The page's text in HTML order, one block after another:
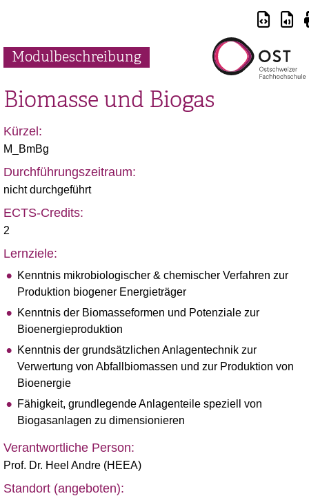
Modulbeschreibung
Biomasse und Biogas
Kürzel:
M_BmBg
Durchführungszeitraum:
nicht durchgeführt
ECTS-Credits:
2
Lernziele:
Kenntnis mikrobiologischer & chemischer Verfahren zur
Produktion biogener Energieträger
Kenntnis der Biomasseformen und Potenziale zur
Bioenergieproduktion
Kenntnis der grundsätzlichen Anlagentechnik zur
Verwertung von Abfallbiomassen und zur Produktion von
Bioenergie
Fähigkeit, grundlegende Anlagenteile speziell von
Biogasanlagen zu dimensionieren
Verantwortliche Person:
Prof. Dr. Heel Andre (HEEA)
Standort (angeboten):